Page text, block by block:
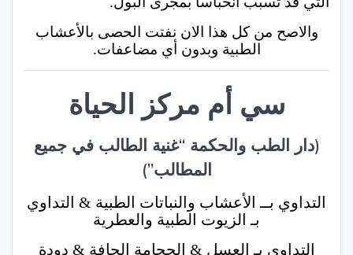
والاصح من كل هذا الان نفتت الحصى بالأعشاب
الطبية وبدون أي مضاعفات.
سي أم مركز الحياة
(دار الطب والحكمة “غنية الطالب في جميع
المطالب”)
التداوي بــ الأعشاب والنباتات الطبية & التداوي
بـ الزيوت الطبية والعطرية
التداوي بـ العسل & الحجامة الجافة & دودة